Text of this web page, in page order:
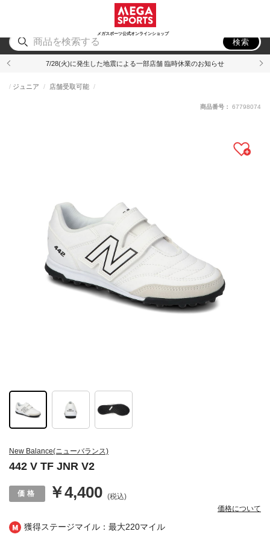
メガスポーツ公式オンラインショップ
アウトドア
検索
7/28(火)に発生した地震による一部店舗 臨時休業のお知らせ
獲得ステージマイル：最大220マイル
New Balance(ニューバランス)
442 V TF JNR V2
ジュニア 店舗受取可能
￥4,400 (税込)
価格について
商品番号： 67798074